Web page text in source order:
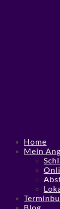
Home
Mein